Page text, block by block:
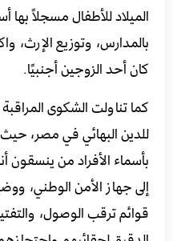
الميلاد للأطفال مسجلاً بها
بالمدارس، وتوزيع الإرث،
كان أحد الزوجين أجنبيًا.
كما تناولت الشكوى
للدين البهائي في مصر،
بأسماء الأفراد من ينسقون
إلى جهاز الأمن الوطني،
قوائم ترقب الوصول،